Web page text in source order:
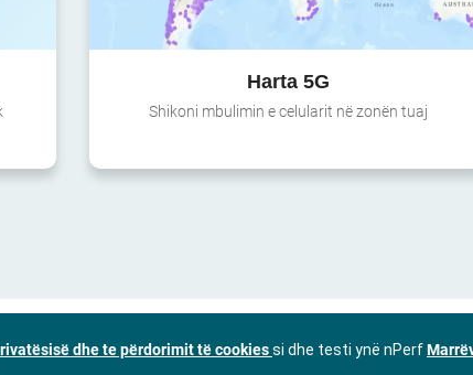
Harta 5G
Shikoni mbulimin e celularit në zonën tuaj
dhe te përdorimit të cookiessi dhe testi ynë nPerf